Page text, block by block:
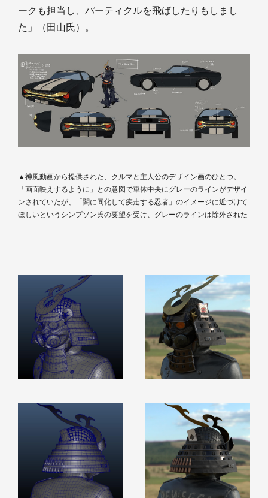
ークも担当し、パーティクルを飛ばしたりもしまし
た」（田山氏）。
▲神風動画から提供された、クルマと主人公のデザイン画のひとつ。
「画面映えするように」との意図で車体中央にグレーのラインがデザイ
ンされていたが、「闇に同化して疾走する忍者」のイメージに近づけて
ほしいというシンプソン氏の要望を受け、グレーのラインは除外された